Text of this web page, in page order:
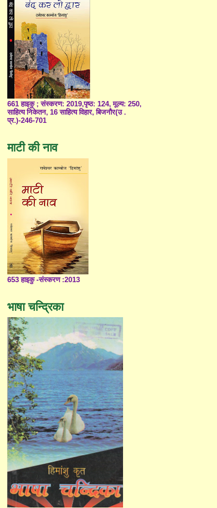
661 हाइकु ; संस्करण: 2019,पृष्ठ: 124, मूल्य: 250,
साहित्य निकेतन, 16 साहित्य विहार, बिजनौर(उ .
प्र.)-246-701
माटी की नाव
653 हाइकु -संस्करण :2013
भाषा चन्द्रिका